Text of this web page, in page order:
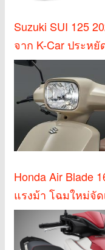
Suzuki SUI 125
จาก K-Car ประหยั
Honda Air Blade
แรงม้า โฉมใหม่จัด